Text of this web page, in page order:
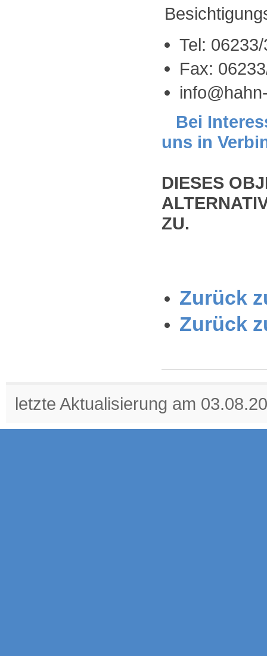
Tel:
Fax:
Bei
uns in
DIESES
ZU.
Zurück
Zurück
letzte Aktualisierung am